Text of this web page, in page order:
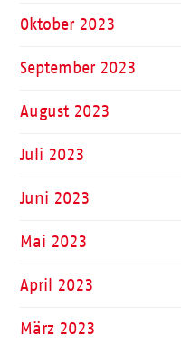
Oktober 2023
September 2023
August 2023
Juli 2023
Juni 2023
Mai 2023
April 2023
März 2023